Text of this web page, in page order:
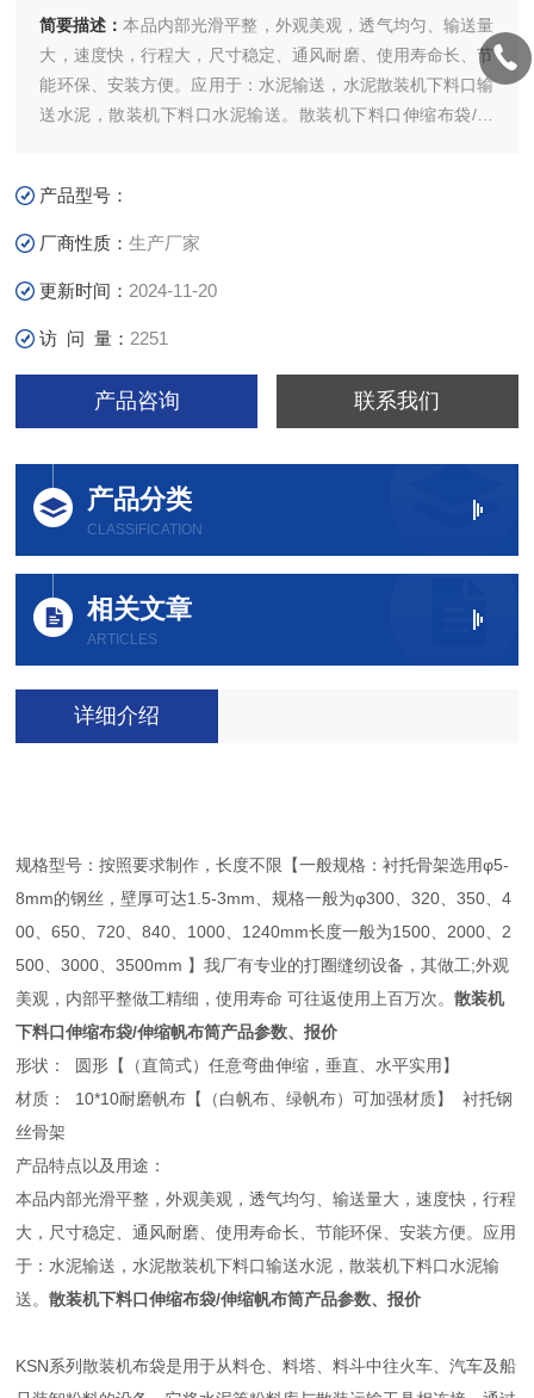
简要描述：本品内部光滑平整，外观美观，透气均匀、输送量
大，速度快，行程大，尺寸稳定、通风耐磨、使用寿命长、节
能环保、安装方便。应用于：水泥输送，水泥散装机下料口输
送水泥，散装机下料口水泥输送。散装机下料口伸缩布袋/伸
产品型号：
厂商性质：生产厂家
更新时间： 2024-11-20
访 问 量： 2251
产品咨询 联系我们
产品分类
CLASSIFICATION
相关文章
ARTICLES
详细介绍
规格型号：按照要求制作，长度不限【一般规格：衬托骨架选用φ5-
8mm的钢丝，壁厚可达1.5-3mm、规格一般为φ300、320、350、4
00、650、720、840、1000、1240mm长度一般为1500、2000、2
500、3000、3500mm 】我厂有专业的打圈缝纫设备，其做工;外观
美观，内部平整做工精细，使用寿命 可往返使用上百万次。散装机
下料口伸缩布袋/伸缩帆布筒产品参数、报价
形状： 圆形【（直筒式）任意弯曲伸缩，垂直、水平实用】
材质： 10*10耐磨帆布【（白帆布、绿帆布）可加强材质】 衬托钢
丝骨架
产品特点以及用途：
本品内部光滑平整，外观美观，透气均匀、输送量大，速度快，行程
大，尺寸稳定、通风耐磨、使用寿命长、节能环保、安装方便。应用
于：水泥输送，水泥散装机下料口输送水泥，散装机下料口水泥输
送。散装机下料口伸缩布袋/伸缩帆布筒产品参数、报价
KSN系列散装机布袋是用于从料仓、料塔、料斗中往火车、汽车及船